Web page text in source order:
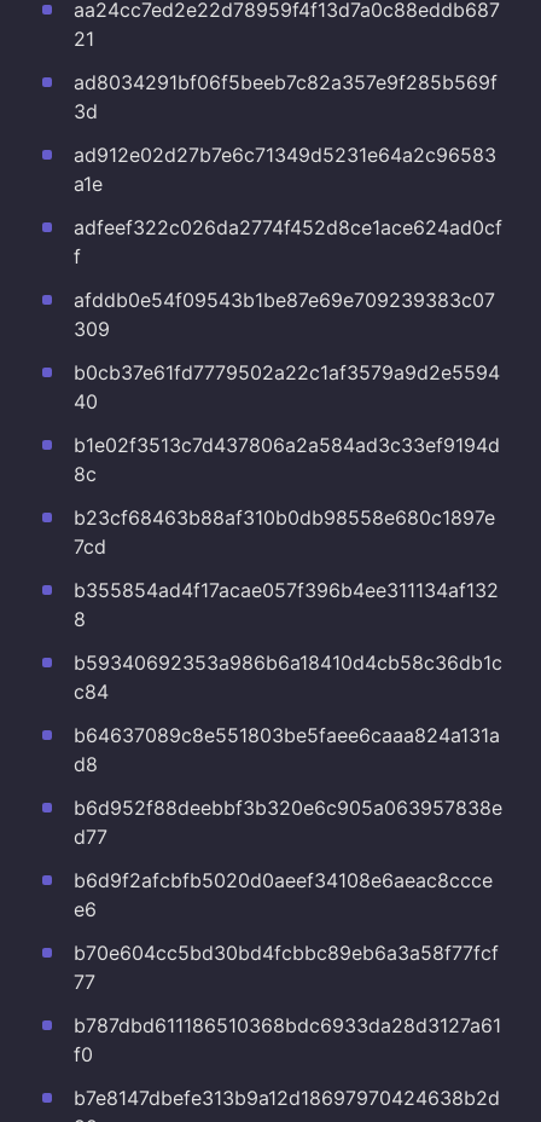
aa24cc7ed2e22d78959f4f13d7a0c88eddb687
21
ad8034291bf06f5beeb7c82a357e9f285b569f
3d
ad912e02d27b7e6c71349d5231e64a2c96583
a1e
adfeef322c026da2774f452d8ce1ace624ad0cf
f
afddb0e54f09543b1be87e69e709239383c07
309
b0cb37e61fd7779502a22c1af3579a9d2e5594
40
b1e02f3513c7d437806a2a584ad3c33ef9194d
8c
b23cf68463b88af310b0db98558e680c1897e
7cd
b355854ad4f17acae057f396b4ee311134af132
8
b59340692353a986b6a18410d4cb58c36db1c
c84
b64637089c8e551803be5faee6caaa824a131a
d8
b6d952f88deebbf3b320e6c905a063957838e
d77
b6d9f2afcbfb5020d0aeef34108e6aeac8ccce
e6
b70e604cc5bd30bd4fcbbc89eb6a3a58f77fcf
77
b787dbd611186510368bdc6933da28d3127a61
f0
b7e8147dbefe313b9a12d18697970424638b2d